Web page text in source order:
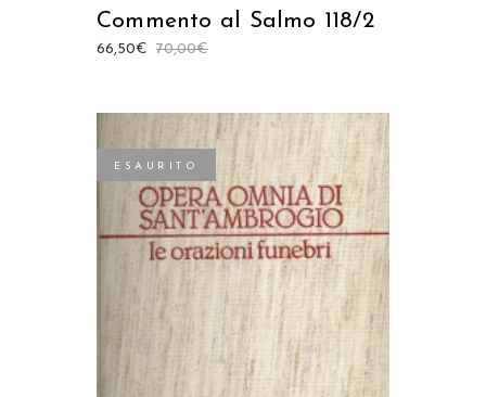
Commento al Salmo 118/2
70,00€
66,50€
ESAURITO
LEGGI TUTTO